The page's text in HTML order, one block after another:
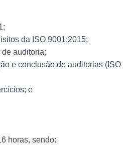
da ISO 9001:2015;
auditoria;
e conclusão de auditorias (ISO
e
horas, sendo: